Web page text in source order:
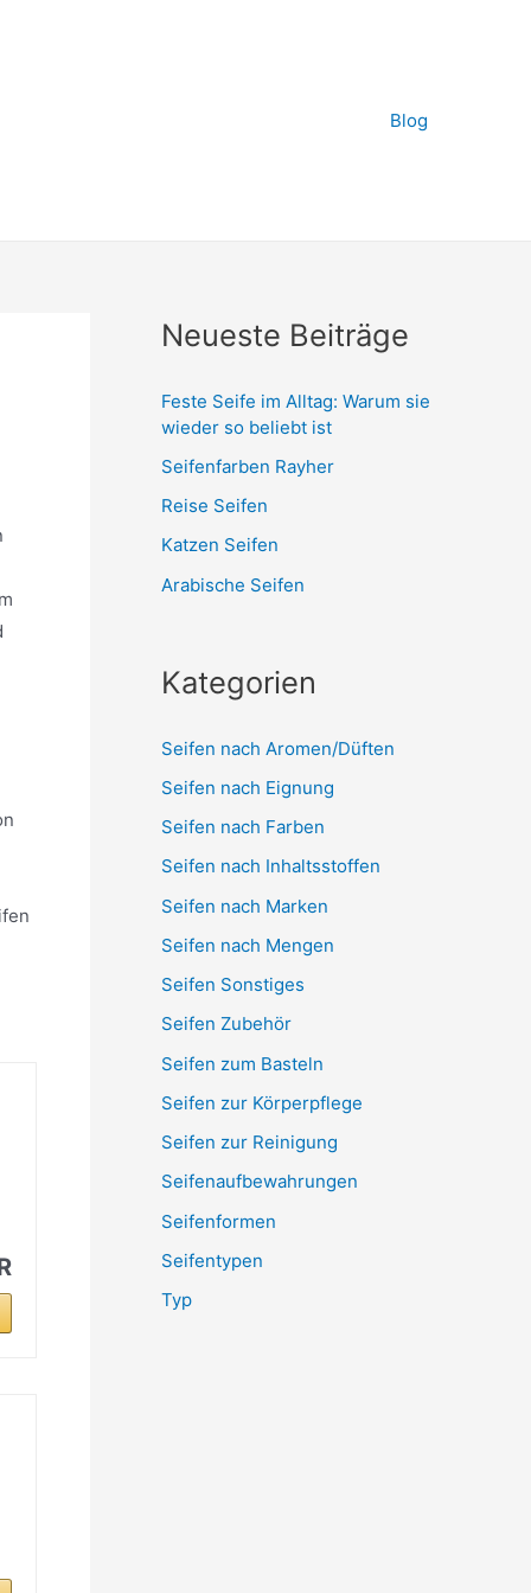
Blog
Neueste Beiträge
Feste Seife im Alltag: Warum sie
wieder so beliebt ist
Seifenfarben Rayher
Reise Seifen
Katzen Seifen
Arabische Seifen
Kategorien
Seifen nach Aromen/Düften
Seifen nach Eignung
Seifen nach Farben
Seifen nach Inhaltsstoffen
Seifen nach Marken
Seifen nach Mengen
Seifen Sonstiges
Seifen Zubehör
Seifen zum Basteln
Seifen zur Körperpflege
Seifen zur Reinigung
Seifenaufbewahrungen
Seifenformen
Seifentypen
Typ